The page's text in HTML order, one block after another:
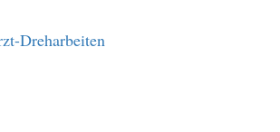
Dreharbeiten